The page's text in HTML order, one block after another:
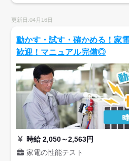
更新日:04月16日
動かす・試す・確かめる！家
歓迎！マニュアル完備◎
時給 2,050～2,563円
家電の性能テスト